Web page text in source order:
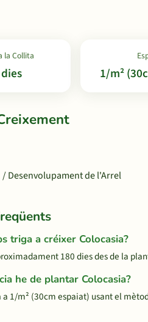
la Collita
1/m²
/ Desenvolupament de l'Arrel
triga a créixer Colocasia?
180 dies des de la
he de plantar Colocasia?
1/m² (30cm espaiat) usant el